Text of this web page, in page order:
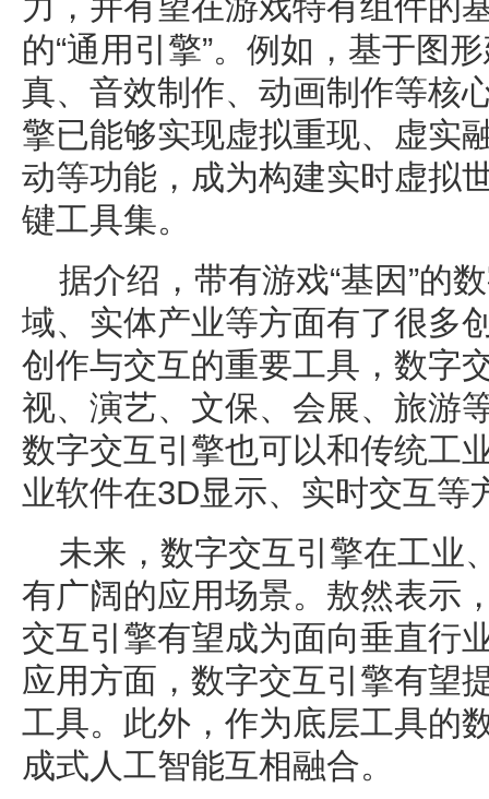
的“通用引擎”。例如，基于图
真、音效制作、动画制作等核
擎已能够实现虚拟重现、虚实
动等功能，成为构建实时虚拟
键工具集。
据介绍，带有游戏“基因”的
域、实体产业等方面有了很多
创作与交互的重要工具，数字
视、演艺、文保、会展、旅游
数字交互引擎也可以和传统工
业软件在3D显示、实时交互等
未来，数字交互引擎在工业
有广阔的应用场景。敖然表示
交互引擎有望成为面向垂直行
应用方面，数字交互引擎有望
工具。此外，作为底层工具的
成式人工智能互相融合。